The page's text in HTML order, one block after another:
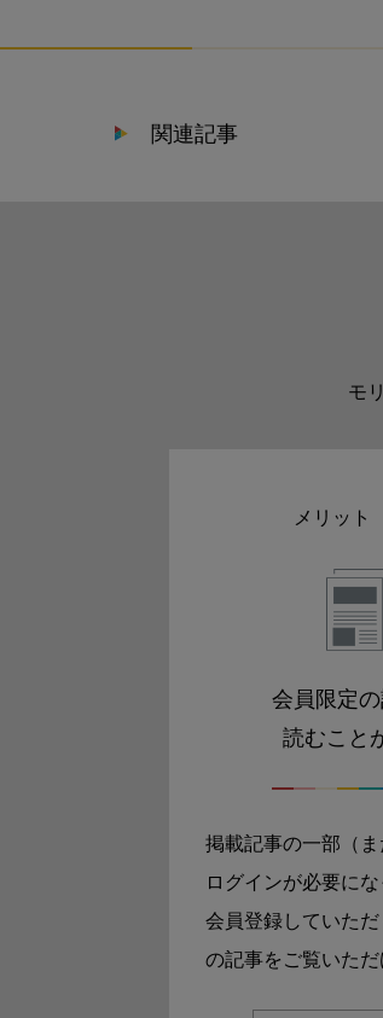
関連記事
モ
メリット
会員限定
読むこと
掲載記事の一部（ま
ログインが必要にな
会員登録していただ
の記事をご覧いただ